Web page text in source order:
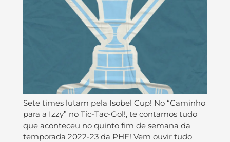
Sete times lutam pela Isobel Cup! No “Caminho
para a Izzy” no Tic-Tac-Gol!, te contamos tudo
que aconteceu no quinto fim de semana da
temporada 2022-23 da PHF! Vem ouvir tudo